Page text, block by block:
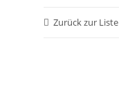
Zurück zur Liste